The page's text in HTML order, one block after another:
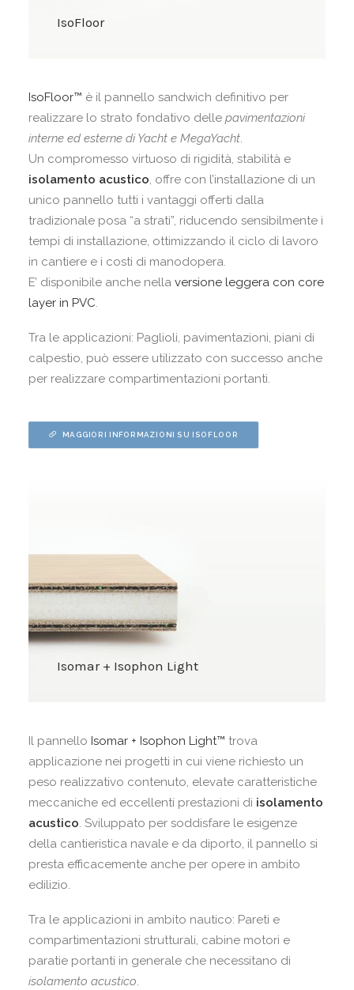
IsoFloor
IsoFloor™ è il pannello sandwich definitivo per
realizzare lo strato fondativo delle pavimentazioni
interne ed esterne di Yacht e MegaYacht.
Un compromesso virtuoso di rigidità, stabilità e
isolamento acustico, offre con l’installazione di un
unico pannello tutti i vantaggi offerti dalla
tradizionale posa “a strati”, riducendo sensibilmente i
tempi di installazione, ottimizzando il ciclo di lavoro
in cantiere e i costi di manodopera.
E’ disponibile anche nella versione leggera con core
layer in PVC.
Tra le applicazioni: Paglioli, pavimentazioni, piani di
calpestio, può essere utilizzato con successo anche
per realizzare compartimentazioni portanti.
MAGGIORI INFORMAZIONI SU ISOFLOOR
Isomar + Isophon Light
Il pannello Isomar + Isophon Light™ trova
applicazione nei progetti in cui viene richiesto un
peso realizzativo contenuto, elevate caratteristiche
meccaniche ed eccellenti prestazioni di isolamento
acustico. Sviluppato per soddisfare le esigenze
della cantieristica navale e da diporto, il pannello si
presta efficacemente anche per opere in ambito
edilizio.
Tra le applicazioni in ambito nautico: Pareti e
compartimentazioni strutturali, cabine motori e
paratie portanti in generale che necessitano di
isolamento acustico.